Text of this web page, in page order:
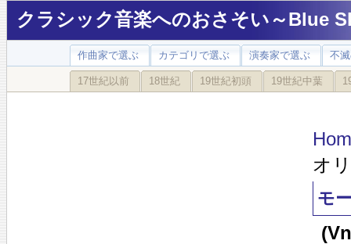
クラシック音楽へのおさそい～Blue
作曲家で選ぶ カテゴリで選ぶ 演奏家で選ぶ 不
17世紀以前 18世紀 19世紀初頭 19世紀中葉
オ
モ